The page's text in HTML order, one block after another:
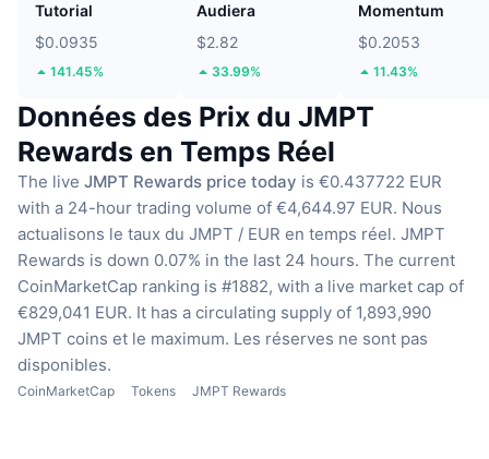
Tutorial
$0.0935
141.45%
Audiera
$2.82
33.99%
Momentum
$0.2053
11.43%
Données des Prix du JMPT
Rewards en Temps Réel
The live JMPT Rewards price today is €0.437722 EUR
with a 24-hour trading volume of €4,644.97 EUR. Nous
actualisons le taux du JMPT / EUR en temps réel. JMPT
Rewards is down 0.07% in the last 24 hours. The current
CoinMarketCap ranking is #1882, with a live market cap of
€829,041 EUR. It has a circulating supply of 1,893,990
JMPT coins et le maximum. Les réserves ne sont pas
disponibles.
CoinMarketCap Tokens JMPT Rewards